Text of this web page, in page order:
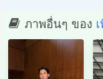
ภาพอื่นๆ ของ